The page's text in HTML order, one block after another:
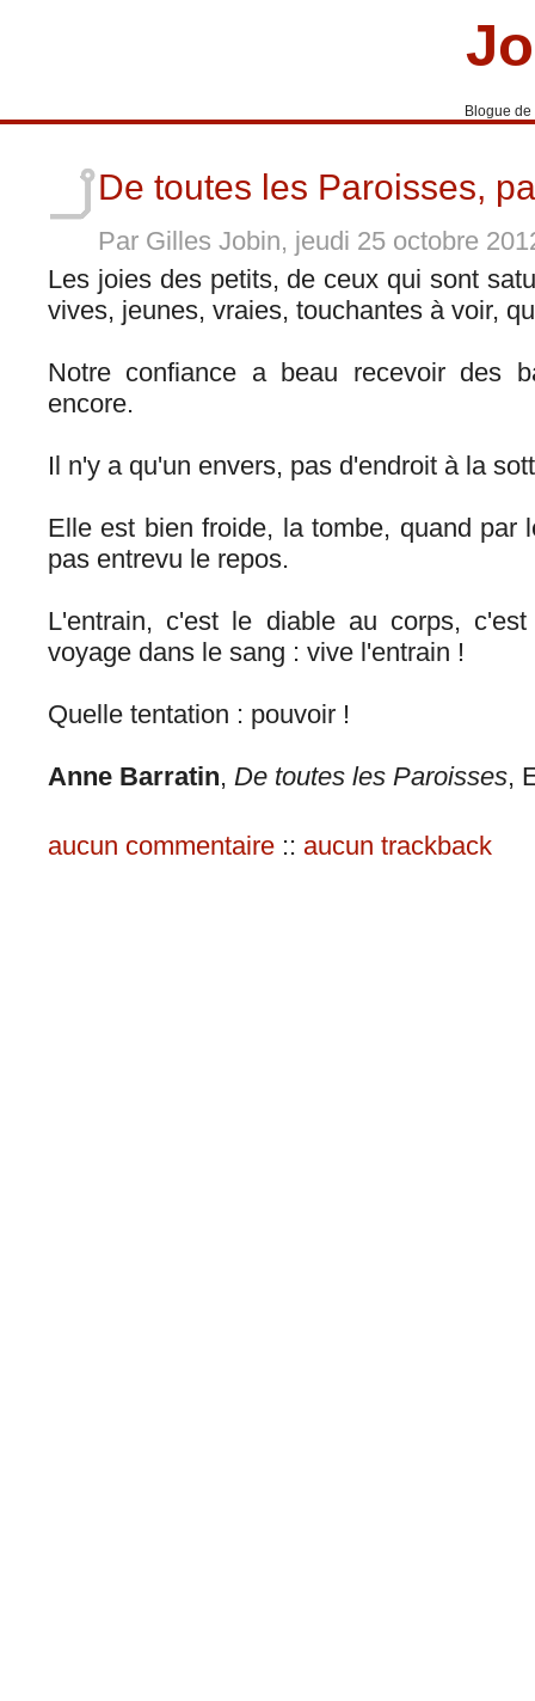
Blogue de
De toutes les Paroisses,
Par Gilles Jobin, jeudi 25 octobre
Les joies des petits, de ceux qui sont
vives, jeunes, vraies, touchantes à voir,
Notre confiance a beau recevoir des
encore.
Il n'y a qu'un envers, pas d'endroit à la
Elle est bien froide, la tombe, quand par
pas entrevu le repos.
L'entrain, c'est le diable au corps,
voyage dans le sang : vive l'entrain !
Quelle tentation : pouvoir !
Anne Barratin, De toutes les Paroisses,
aucun commentaire :: aucun trackback